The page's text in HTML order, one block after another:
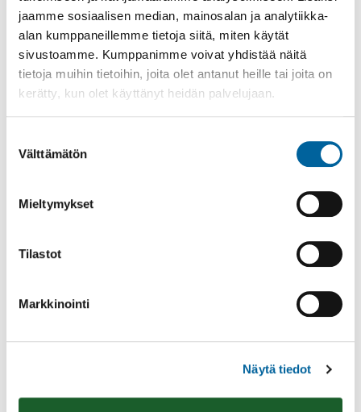
jaamme sosiaalisen median, mainosalan ja analytiikka-
alan kumppaneillemme tietoja siitä, miten käytät
sivustoamme. Kumppanimme voivat yhdistää näitä
tietoja muihin tietoihin, joita olet antanut heille tai joita on
kerätty, kun olet käyttänyt heidän palvelujaan.
valinta
Välttämätön
Mieltymykset
Tilastot
Markkinointi
Näytä tiedot
03.06.2026